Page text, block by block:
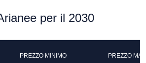
per il 2030
PREZZO MINIMO PREZZO